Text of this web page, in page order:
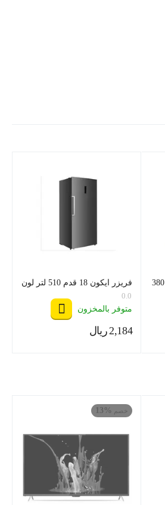
فريزر افقي جنرال سوبريم، 380
فريزر ايكون 18 قدم 510 لتر لون
استيل موديل LCN1 - 700
0.0
متوفر بالمخزون
ريال ‎2,184
خصم 13%